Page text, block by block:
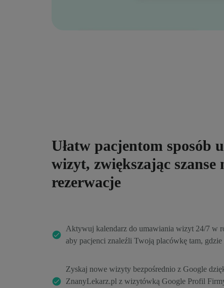
Ułatw pacjentom sposób
wizyt, zwiększając szanse
rezerwacje
Aktywuj kalendarz do umawiania wizyt 24/7 w
aby pacjenci znaleźli Twoją placówkę tam,
Zyskaj nowe wizyty bezpośrednio z Google
ZnanyLekarz.pl z wizytówką Google Profil